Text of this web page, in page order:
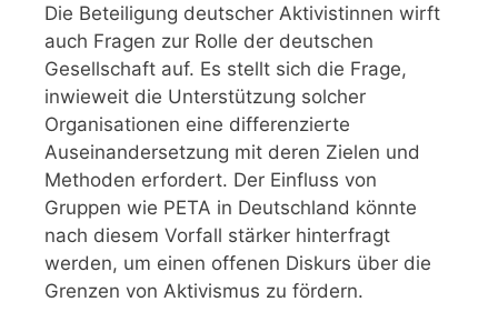
Die Beteiligung deutscher Aktivistinnen wirft
auch Fragen zur Rolle der deutschen
Gesellschaft auf. Es stellt sich die Frage,
inwieweit die Unterstützung solcher
Organisationen eine differenzierte
Auseinandersetzung mit deren Zielen und
Methoden erfordert. Der Einfluss von
Gruppen wie PETA in Deutschland könnte
nach diesem Vorfall stärker hinterfragt
werden, um einen offenen Diskurs über die
Grenzen von Aktivismus zu fördern.